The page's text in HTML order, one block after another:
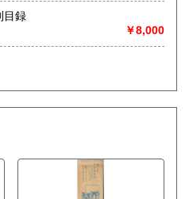
科学、自然科学、美術工芸、国
代文献、趣味、外国書、サブ
）
・近代文献資料・エフェメラ
目録
￥8,000